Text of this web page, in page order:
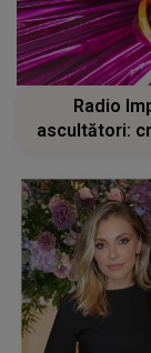
Radio
ascultători: